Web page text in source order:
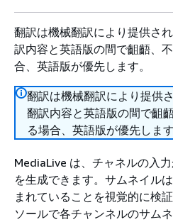
翻訳は機械翻訳により提供さ
訳内容と英語版の間で齟齬、
合、英語版が優先します。
翻訳は機械翻訳により提供
翻訳内容と英語版の間で齟
る場合、英語版が優先します
MediaLive は、チャネルの入
を生成できます。サムネイル
まれていることを視覚的に検
ソールで各チャンネルのサム